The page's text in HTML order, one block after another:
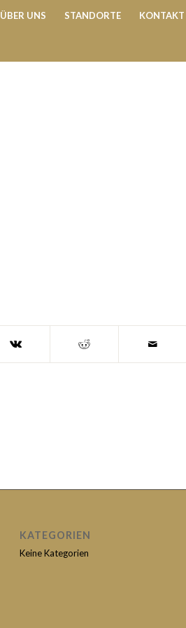
ÜBER UNS STANDORTE KONTAKT
KATEGORIEN
Keine Kategorien